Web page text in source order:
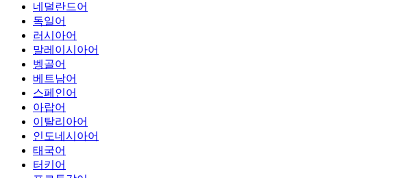
네덜란드어
독일어
러시아어
말레이시아어
벵골어
베트남어
스페인어
아랍어
이탈리아어
인도네시아어
태국어
터키어